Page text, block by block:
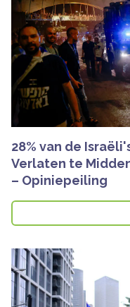
28% van de
Verlaten te
– Opiniepeiling